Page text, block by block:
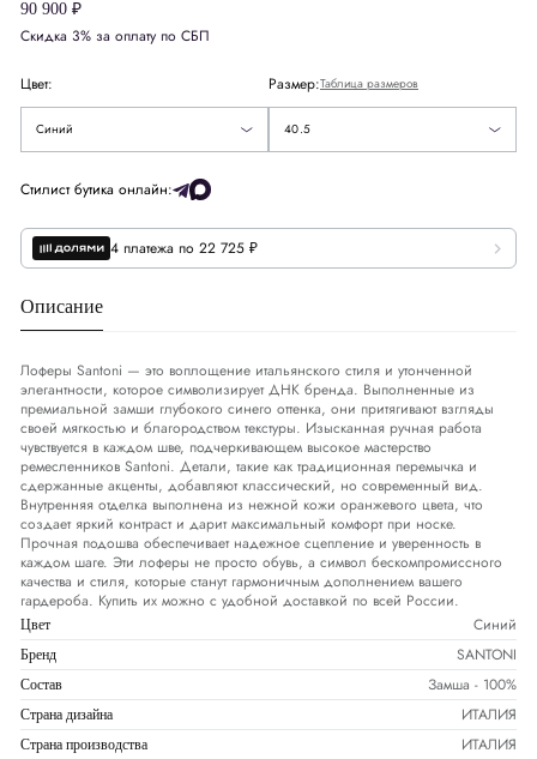
90 900 ₽
Скидка 3% за оплату по СБП
Цвет:
Синий
Размер:Таблица размеров
40.5
43
Стилист бутика онлайн:
4 платежа по 22 725 ₽
Описание
Лоферы Santoni — это воплощение итальянского стиля и утонченной
элегантности, которое символизирует ДНК бренда. Выполненные из
премиальной замши глубокого синего оттенка, они притягивают взгляды
своей мягкостью и благородством текстуры. Изысканная ручная работа
чувствуется в каждом шве, подчеркивающем высокое мастерство
ремесленников Santoni. Детали, такие как традиционная перемычка и
сдержанные акценты, добавляют классический, но современный вид.
Внутренняя отделка выполнена из нежной кожи оранжевого цвета, что
создает яркий контраст и дарит максимальный комфорт при носке.
Прочная подошва обеспечивает надежное сцепление и уверенность в
каждом шаге. Эти лоферы не просто обувь, а символ бескомпромиссного
качества и стиля, которые станут гармоничным дополнением вашего
гардероба. Купить их можно с удобной доставкой по всей России.
Цвет Синий
Бренд SANTONI
Состав Замша - 100%
Страна дизайна ИТАЛИЯ
Страна производства ИТАЛИЯ
ЕвропаEU
Размер стелькиСМ 25